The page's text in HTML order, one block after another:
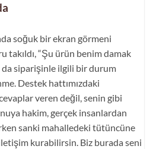
soğuk bir ekran görmeni
takıldı, “Şu ürün benim damak
da siparişinle ilgili bir durum
Destek hattımızdaki
veren değil, senin gibi
hakim, gerçek insanlardan
sanki mahalledeki tütüncüne
kurabilirsin. Biz burada seni